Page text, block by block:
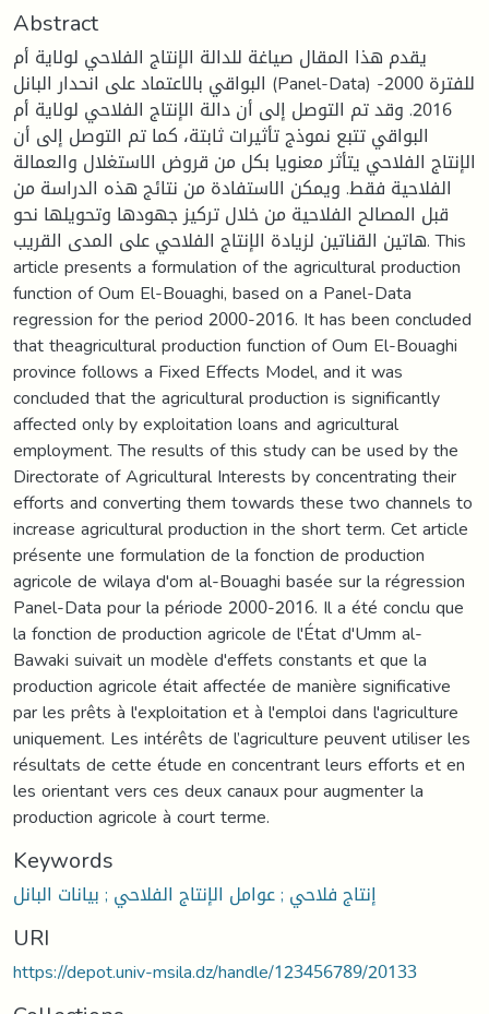
Abstract
يقدم هذا المقال صياغة للدالة الإنتاج الفلاحي لولاية أم
البواقي بالاعتماد على انحدار البانل (Panel-Data) للفترة 2000-
2016. وقد تم التوصل إلى أن دالة الإنتاج الفلاحي لولاية أم
البواقي تتبع نموذج تأثيرات ثابتة، كما تم التوصل إلى أن
الإنتاج الفلاحي يتأثر معنويا بكل من قروض الاستغلال والعمالة
الفلاحية فقط. ويمكن الاستفادة من نتائج هذه الدراسة من
قبل المصالح الفلاحية من خلال تركيز جهودها وتحويلها نحو
هاتين القناتين لزيادة الإنتاج الفلاحي على المدى القريب. This
article presents a formulation of the agricultural production
function of Oum El-Bouaghi, based on a Panel-Data
regression for the period 2000-2016. It has been concluded
that theagricultural production function of Oum El-Bouaghi
province follows a Fixed Effects Model, and it was
concluded that the agricultural production is significantly
affected only by exploitation loans and agricultural
employment. The results of this study can be used by the
Directorate of Agricultural Interests by concentrating their
efforts and converting them towards these two channels to
increase agricultural production in the short term. Cet article
présente une formulation de la fonction de production
agricole de wilaya d'om al-Bouaghi basée sur la régression
Panel-Data pour la période 2000-2016. Il a été conclu que
la fonction de production agricole de l'État d'Umm al-
Bawaki suivait un modèle d'effets constants et que la
production agricole était affectée de manière significative
par les prêts à l'exploitation et à l'emploi dans l'agriculture
uniquement. Les intérêts de l’agriculture peuvent utiliser les
résultats de cette étude en concentrant leurs efforts et en
les orientant vers ces deux canaux pour augmenter la
production agricole à court terme.
Keywords
إنتاج فلاحي ; عوامل الإنتاج الفلاحي ; بيانات البانل
URI
https://depot.univ-msila.dz/handle/123456789/20133